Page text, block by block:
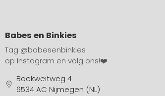
Babes en Binkies
Tag @babesenbinkies
op Instagram en volg ons!❤️
Boekweitweg 4
6534 AC Nijmegen (NL)